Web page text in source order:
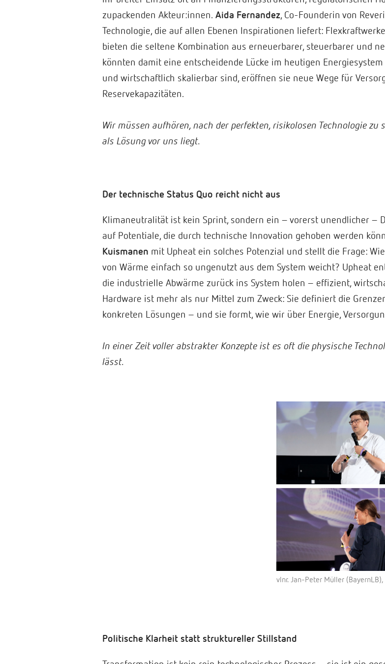
zupackenden Akteur:innen. Aida Fernandez, Co-Founderin von
Technologie, die auf allen Ebenen Inspirationen liefert:
bieten die seltene Kombination aus erneuerbarer, steuerbarer und
könnten damit eine entscheidende Lücke im heutigen
und wirtschaftlich skalierbar sind, eröffnen sie neue Wege für
Reservekapazitäten.
Wir müssen aufhören, nach der perfekten, risikolosen Technologie
als Lösung vor uns liegt.
Der technische Status Quo reicht nicht aus
Klimaneutralität ist kein Sprint, sondern ein – vorerst unendlicher –
auf Potentiale, die durch technische Innovation gehoben werden
Kuismanen mit Upheat ein solches Potenzial und stellt die Frage:
von Wärme einfach so ungenutzt aus dem System weicht? Upheat
die industrielle Abwärme zurück ins System holen – effizient,
Hardware ist mehr als nur Mittel zum Zweck: Sie definiert die
konkreten Lösungen – und sie formt, wie wir über Energie,
In einer Zeit voller abstrakter Konzepte ist es oft die physische
lässt.
vlnr. Jan-Peter Müller
Politische Klarheit statt struktureller Stillstand